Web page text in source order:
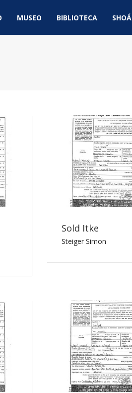
MUSEO BIBLIOTECA SHOÁ
Sold Itke
Steiger Simon